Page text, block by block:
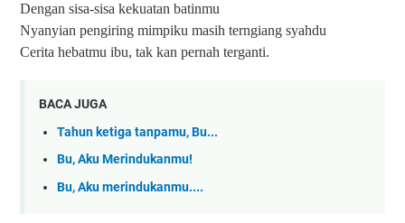
Dengan sisa-sisa kekuatan batinmu
Nyanyian pengiring mimpiku masih terngiang syahdu
Cerita hebatmu ibu, tak kan pernah terganti.
BACA JUGA
Tahun ketiga tanpamu, Bu...
Bu, Aku Merindukanmu!
Bu, Aku merindukanmu....